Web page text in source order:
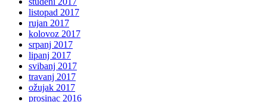
listopad 2017
rujan 2017
kolovoz 2017
srpanj 2017
lipanj 2017
svibanj 2017
travanj 2017
ožujak 2017
prosinac 2016